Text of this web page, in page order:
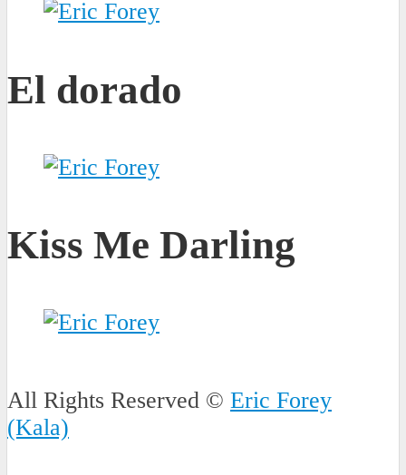
El dorado
Kiss Me Darling
All Rights Reserved © Eric Forey
(Kala)